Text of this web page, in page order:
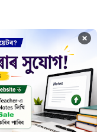
×